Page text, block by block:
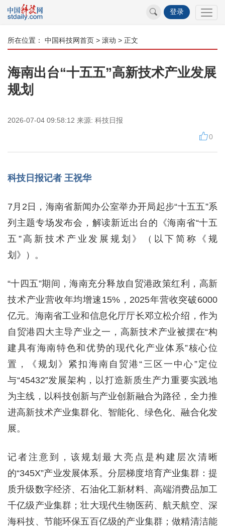
登录
所在位置： 中国科技网首页 > 滚动 > 正文
海南出台“十五五”高新技术产业发展
规划
2026-07-04 09:58:12 来源: 科技日报
0
科技日报记者 王祝华
7月2日，海南省新闻办公室举办开局起步“十五五”系
列主题专场发布会，解读新近出台的《海南省“十五
五”高新技术产业发展规划》（以下简称《规
划》）。
“十四五”期间，海南充分释放自贸港政策红利，高新
技术产业营收年均增速15%，2025年营收突破6000
亿元。海南省工业和信息化厅厅长邓立松介绍，作为
自贸港四大主导产业之一，高新技术产业被摆在“构
建具有海南特色和优势的现代化产业体系”核心位
置，《规划》紧扣海南自贸港“三区一中心”定位
与“45432”发展架构，以打造新质生产力重要实践地
为主线，以科技创新与产业创新融合为路径，全力推
进高新技术产业集群化、智能化、绿色化、融合化发
展。
记者注意到，该规划最大亮点是构建层次清晰
的“345X”产业发展体系。分层梯度培育产业集群：提
质升级数字经济、石油化工新材料、高端消费品加工
千亿级产业集群；壮大现代生物医药、航天航空、深
海科技、节能环保五百亿级的产业集群；做精清洁能